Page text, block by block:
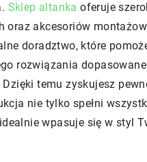
Sklep altanka oferuje
oraz akcesoriów
doradztwo, które
rozwiązania
temu zyskujesz
nie tylko spełni
wpasuje się w styl